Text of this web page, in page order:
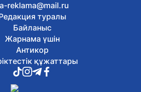
reklama@mail.ru
туралы
Байланыс
Жарнама үшін
Антикор
құжаттары